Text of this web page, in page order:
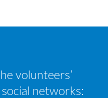
volunteers’
networks: